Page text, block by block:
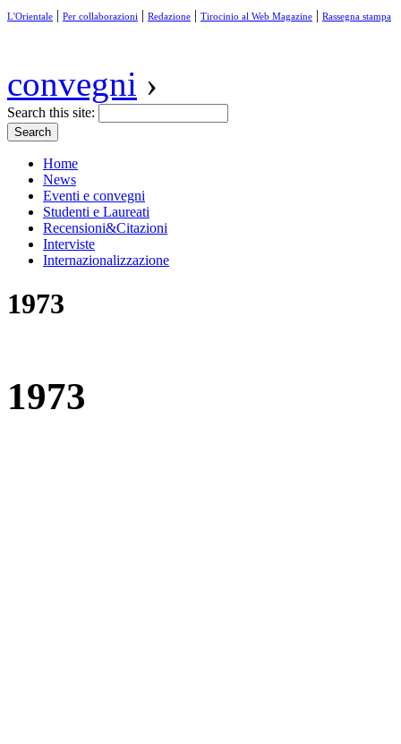
L'Orientale | Per collaborazioni | Redazione | Tirocinio al Web Magazine | Rassegna stampa
convegni ›
Search this site:
Home
News
Eventi e convegni
Studenti e Laureati
Recensioni&Citazioni
Interviste
Internazionalizzazione
1973
1973